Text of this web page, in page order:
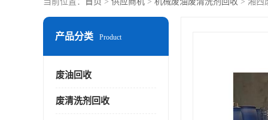
产品分类 Product
废油回收
废清洗剂回收